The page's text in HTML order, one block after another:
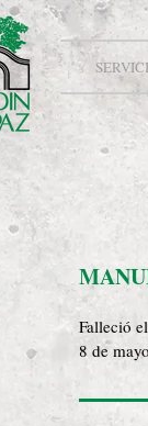
8 de
Falleció el